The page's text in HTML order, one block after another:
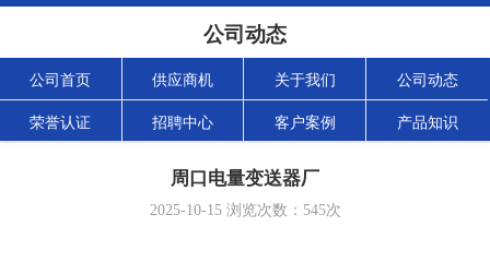
公司动态
公司首页 供应商机 关于我们 公司动态
荣誉认证 招聘中心 客户案例 产品知识
周口电量变送器厂
2025-10-15浏览次数： 545次